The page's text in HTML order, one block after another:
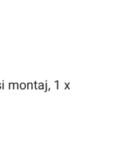
montaj, 1 x